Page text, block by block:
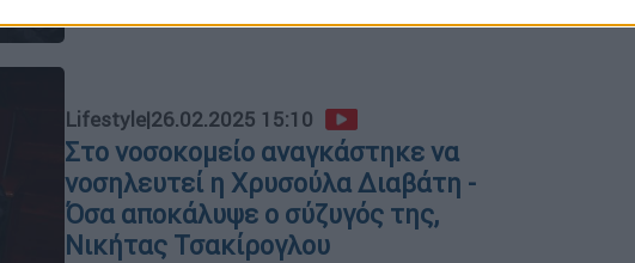
Lifestyle|26.02.2025 15:10
Στο νοσοκομείο αναγκάστηκε να
νοσηλευτεί η Χρυσούλα Διαβάτη -
Όσα αποκάλυψε ο σύζυγός της,
Νικήτας Τσακίρογλου